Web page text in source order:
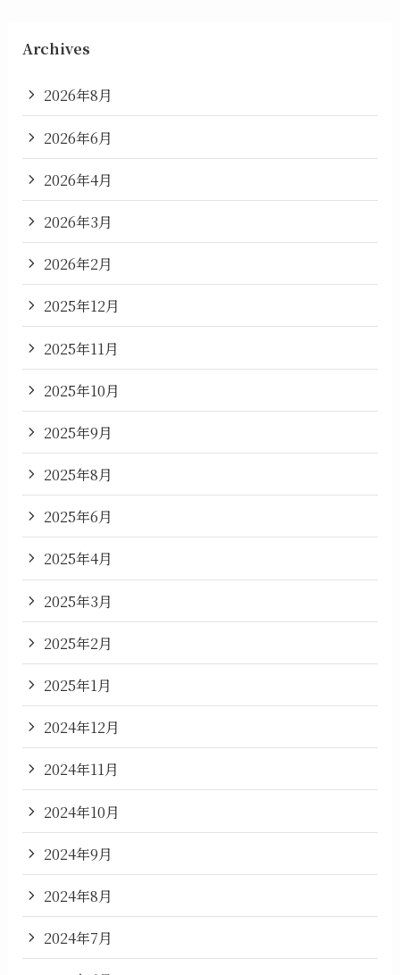
Archives
2026年8月
2026年6月
2026年4月
2026年3月
2026年2月
2025年12月
2025年11月
2025年10月
2025年9月
2025年8月
2025年6月
2025年4月
2025年3月
2025年2月
2025年1月
2024年12月
2024年11月
2024年10月
2024年9月
2024年8月
2024年7月